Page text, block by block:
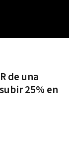
de una
25% en